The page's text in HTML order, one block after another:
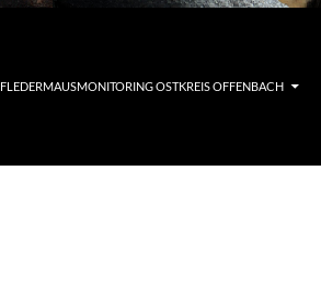
FLEDERMAUSMONITORING OSTKREIS OFFENBACH